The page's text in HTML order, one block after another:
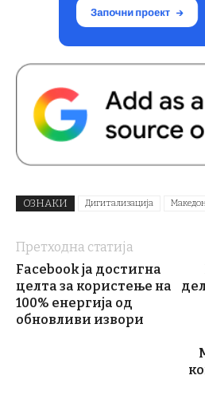
ОЗНАКИ Дигитализација
Претходна статија
Facebook ја достигна
целта за користење на
100% енергија од
обновливи извори